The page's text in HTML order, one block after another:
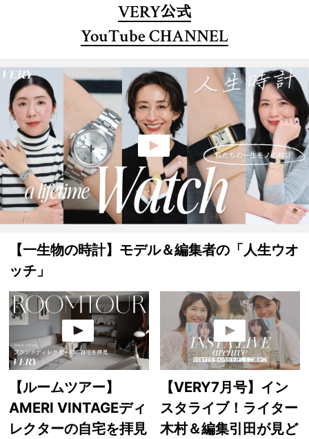
VERY公式
YouTube CHANNEL
【一生物の時計】モデル＆編集者の「人生ウオ
ッチ」
【ルームツアー】
AMERI VINTAGEディ
レクターの自宅を拝見
【VERY7月号】イン
スタライブ！ライター
木村＆編集引田が見ど